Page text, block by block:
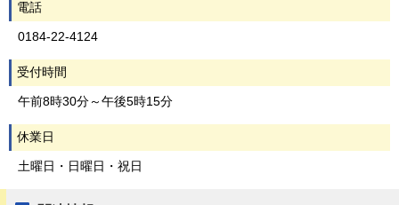
電話
0184-22-4124
受付時間
午前8時30分～午後5時15分
休業日
土曜日・日曜日・祝日